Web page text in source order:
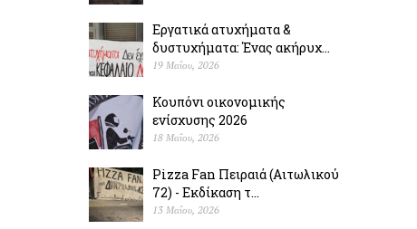
Εργατικά ατυχήματα &
δυστυχήµατα: Ένας ακήρυχ...
19 Μαΐου, 2026
Κουπόνι οικονομικής
ενίσχυσης 2026
18 Μαΐου, 2026
Pizza Fan Πειραιά (Αιτωλικού
72) - Εκδίκαση τ...
13 Μαΐου, 2026